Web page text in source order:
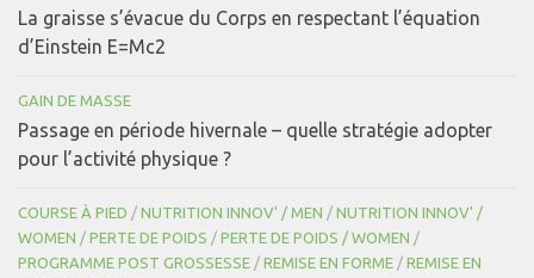
La graisse s’évacue du Corps en respectant l’équation
d’Einstein E=Mc2
GAIN DE MASSE
Passage en période hivernale – quelle stratégie adopter
pour l’activité physique ?
COURSE À PIED / NUTRITION INNOV' / MEN / NUTRITION INNOV' /
WOMEN / PERTE DE POIDS / PERTE DE POIDS / WOMEN /
PROGRAMME POST GROSSESSE / REMISE EN FORME / REMISE EN